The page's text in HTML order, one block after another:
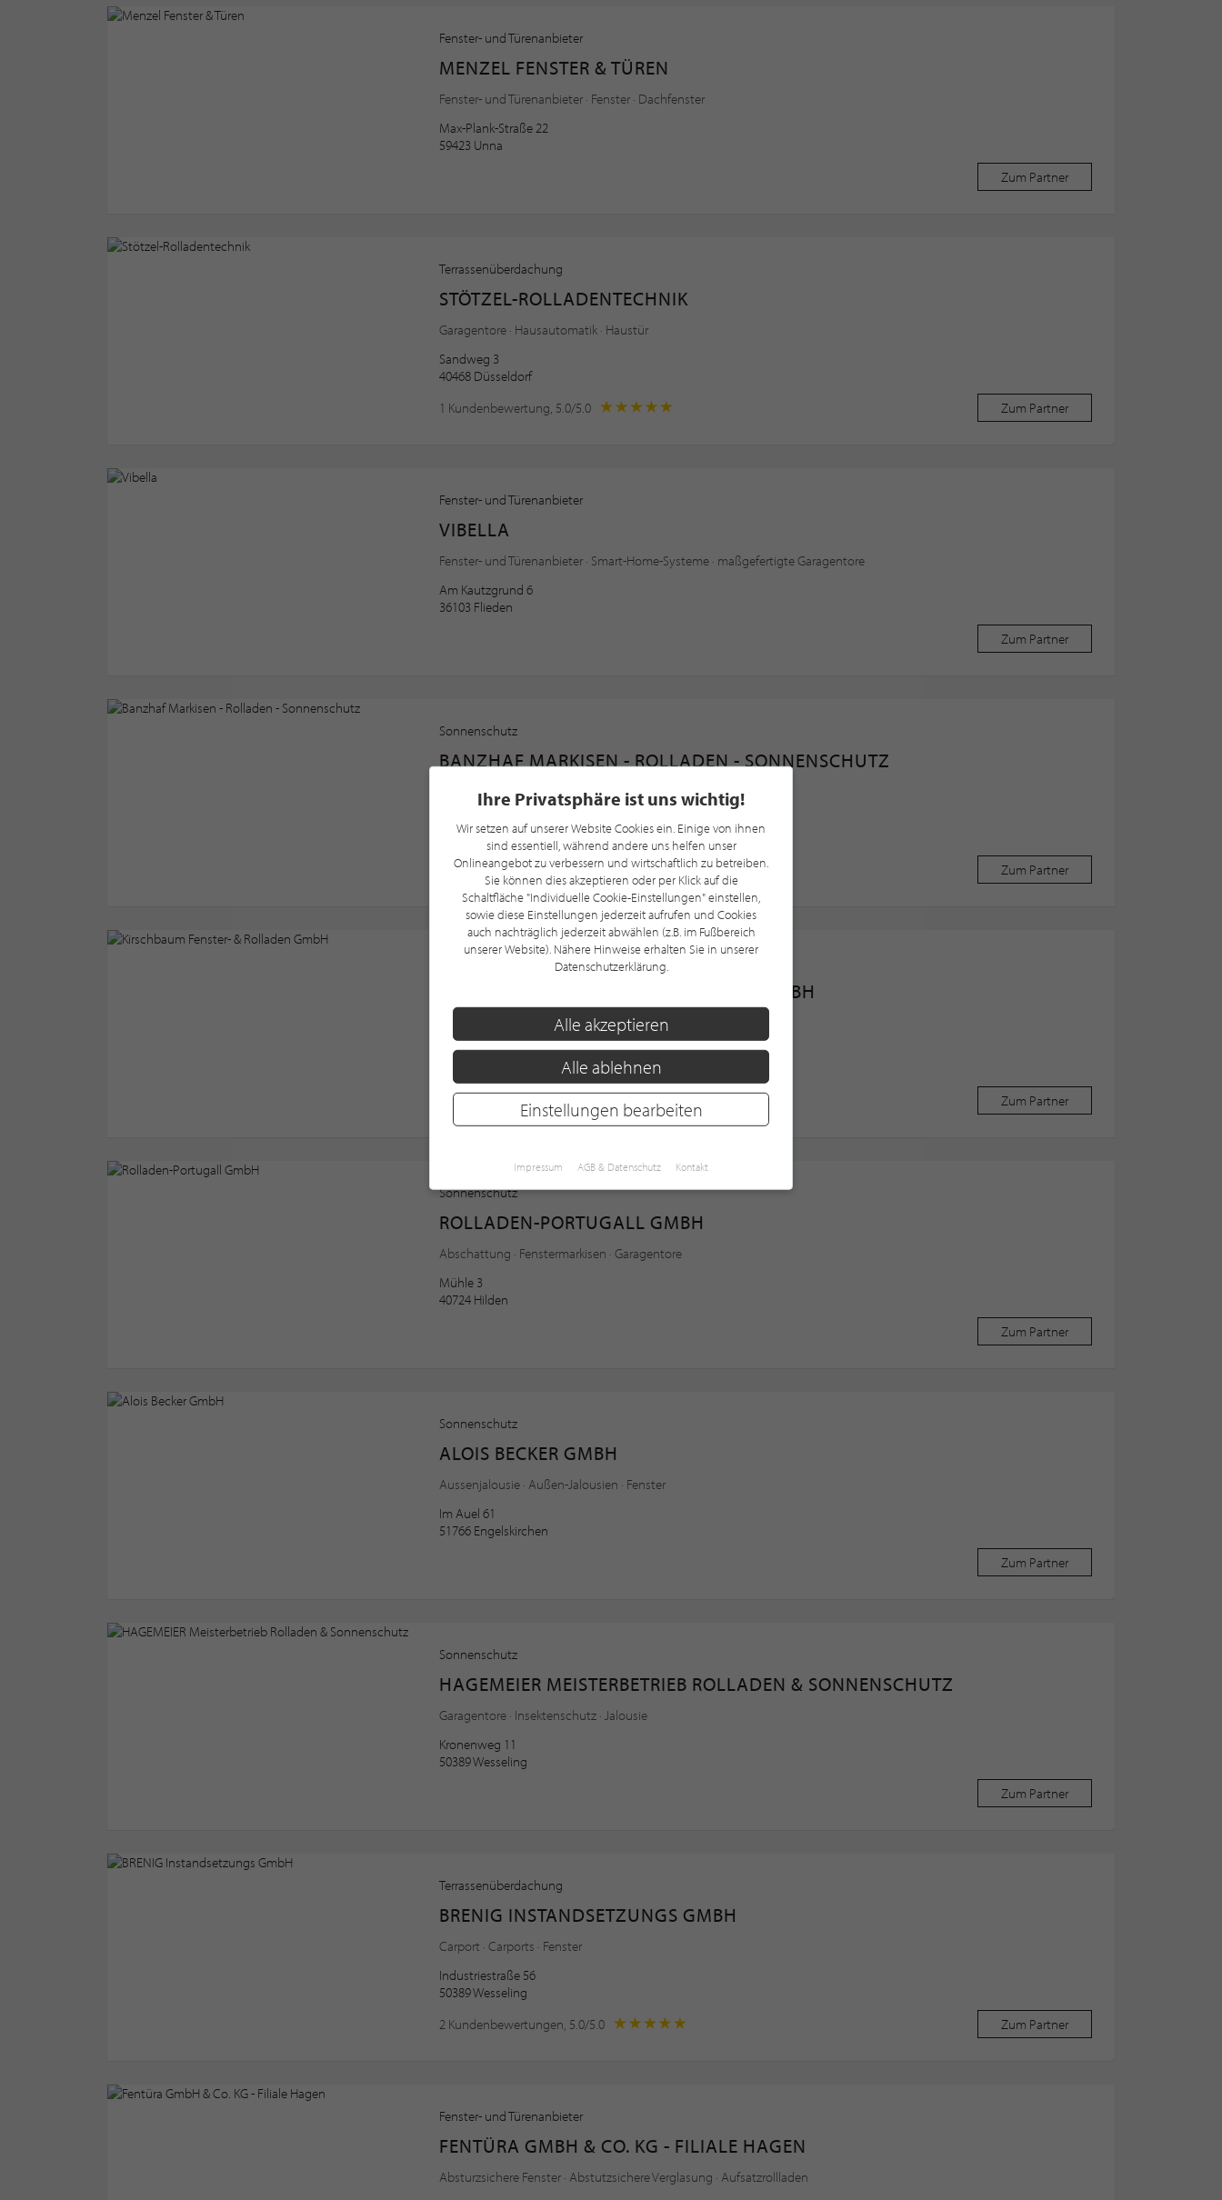
Fenster- und Türenanbieter
MENZEL FENSTER & TÜREN
Fenster- und Türenanbieter · Fenster · Dachfenster
Max-Plank-Straße 22
59423 Unna
Zum Partner
Terrassenüberdachung
STÖTZEL-ROLLADENTECHNIK
Garagentore · Hausautomatik · Haustür
Sandweg 3
40468 Düsseldorf
1 Kundenbewertung, 5.0/5.0
Zum Partner
Fenster- und Türenanbieter
VIBELLA
Fenster- und Türenanbieter · Smart-Home-Systeme · maßgefertigte Garagentore
Am Kautzgrund 6
36103 Flieden
Zum Partner
Sonnenschutz
BANZHAF MARKISEN - ROLLADEN - SONNENSCHUTZ
Rolllade · Sonnenschutz · Beschattungen
Hanns-Martin-Schleyer-Straße 6
41564 Kaarst
Zum Partner
KIRSCHBAUM FENSTER- & ROLLADEN GMBH
Fenster · Garagentore · Hochwasserschutz
Von-Hünefeld-Straße 12
1 Kundenbewertung, 5.0/5.0
Zum Partner
Sonnenschutz
ROLLADEN-PORTUGALL GMBH
Abschattung · Fenstermarkisen · Garagentore
Mühle 3
40724 Hilden
Zum Partner
Sonnenschutz
ALOIS BECKER GMBH
Aussenjalousie · Außen-Jalousien · Fenster
Im Auel 61
51766 Engelskirchen
Zum Partner
Sonnenschutz
HAGEMEIER MEISTERBETRIEB ROLLADEN & SONNENSCHUTZ
Garagentore · Insektenschutz · Jalousie
Kronenweg 11
50389 Wesseling
Zum Partner
Terrassenüberdachung
BRENIG INSTANDSETZUNGS GMBH
Carport · Carports · Fenster
Industriestraße 56
50389 Wesseling
2 Kundenbewertungen, 5.0/5.0
Zum Partner
Fenster- und Türenanbieter
FENTÜRA GMBH & CO. KG - FILIALE HAGEN
Absturzsichere Fenster · Abstutzsichere Verglasung · Aufsatzrollladen
Ihre Privatsphäre ist uns wichtig!
Wir setzen auf unserer Website Cookies ein. Einige von ihnen
sind essentiell, während andere uns helfen unser
Onlineangebot zu verbessern und wirtschaftlich zu betreiben.
Sie können dies akzeptieren oder per Klick auf die
Schaltfläche "Individuelle Cookie-Einstellungen" einstellen,
sowie diese Einstellungen jederzeit aufrufen und Cookies
auch nachträglich jederzeit abwählen (z.B. im Fußbereich
unserer Website). Nähere Hinweise erhalten Sie in unserer
Datenschutzerklärung.
Alle akzeptieren
Alle ablehnen
Einstellungen bearbeiten
Impressum AGB & Datenschutz Kontakt